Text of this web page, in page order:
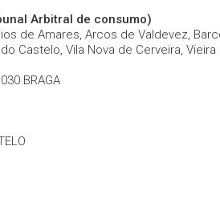
Arbitral de consumo)
de Amares, Arcos de Valdevez,
Castelo, Vila Nova de Cerveira, Vieira
BRAGA